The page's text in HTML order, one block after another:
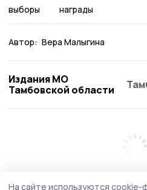
выборы награды
Автор: Вера Малыгина
Издания МО
Тамбовской области
На сайте используются cookie-